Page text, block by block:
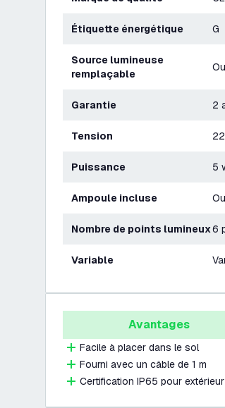
Étiquette énergétique G
Source lumineuse
remplaçable
Garantie 2
Tension
Puissance 5
Ampoule incluse
Nombre de points lumineux6
Variable
Avantages
Facile à placer dans le sol
Fourni avec un câble de 1 m
Certification IP65 pour extérieur